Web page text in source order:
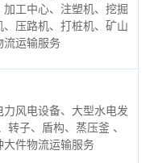
工中心、注塑机、挖掘
压路机、打桩机、矿山
流运输服务
风电设备、大型水电发
转子、盾构、蒸压釜 、
大件物流运输服务